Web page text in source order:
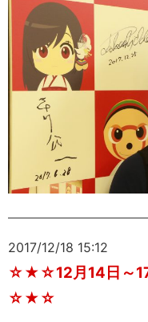
2017/12/18 15:12
☆★☆12月14日～
☆★☆